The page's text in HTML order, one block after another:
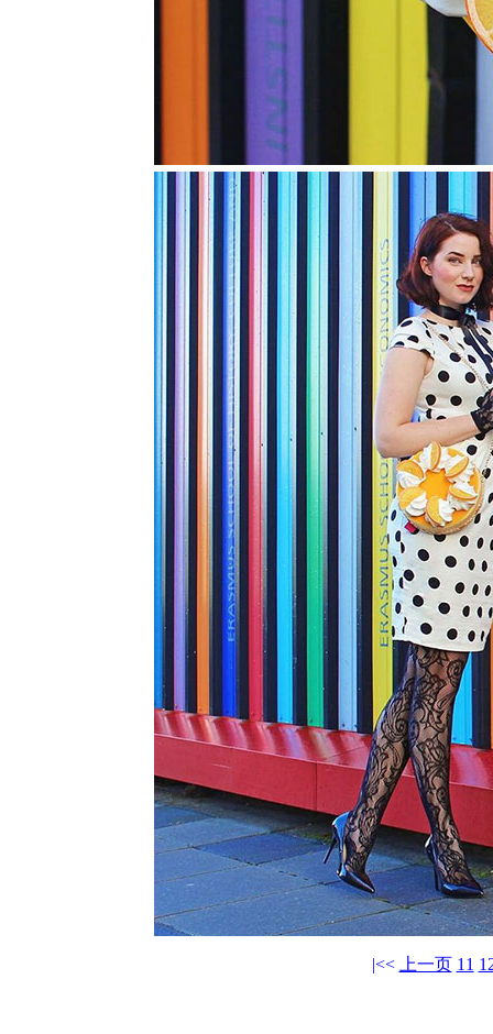
|<< 上一页 11